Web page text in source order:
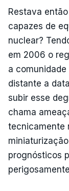
Restava
capazes de
nuclear?
em 2006 o
a
distante a
subir esse
chama
tecnicamente
prognósticos